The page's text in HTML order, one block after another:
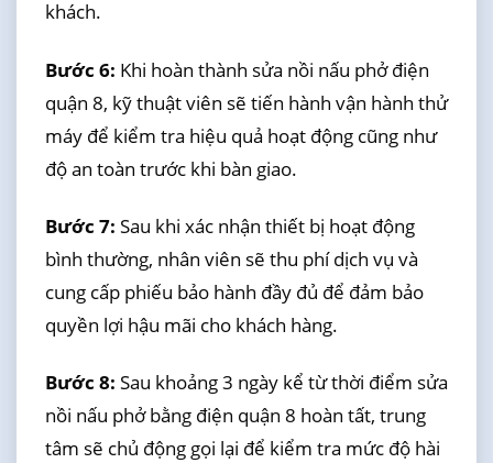
khách.
Bước 6: Khi hoàn thành sửa nồi nấu phở điện
quận 8, kỹ thuật viên sẽ tiến hành vận hành thử
máy để kiểm tra hiệu quả hoạt động cũng như
độ an toàn trước khi bàn giao.
Bước 7: Sau khi xác nhận thiết bị hoạt động
bình thường, nhân viên sẽ thu phí dịch vụ và
cung cấp phiếu bảo hành đầy đủ để đảm bảo
quyền lợi hậu mãi cho khách hàng.
Bước 8: Sau khoảng 3 ngày kể từ thời điểm sửa
nồi nấu phở bằng điện quận 8 hoàn tất, trung
tâm sẽ chủ động gọi lại để kiểm tra mức độ hài